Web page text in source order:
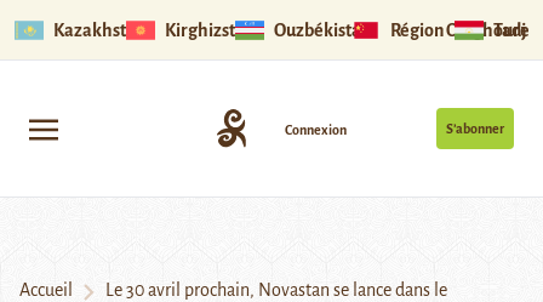
Kazakhstan Kirghizstan Ouzbékistan Région Ouïghoure
S’abonner
Connexion
Accueil
Le 30 avril prochain, Novastan se lance dans le